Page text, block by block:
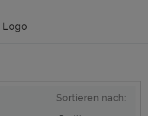
Logo
Sortieren nach: